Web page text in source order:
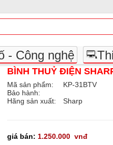
- Công nghệ
BÌNH THUỶ ĐIỆN
Mã sản phẩm:
KP-31BTV
Bảo hành:
Hãng sản xuất:
Sharp
giá bán: 1.250.000 vnđ